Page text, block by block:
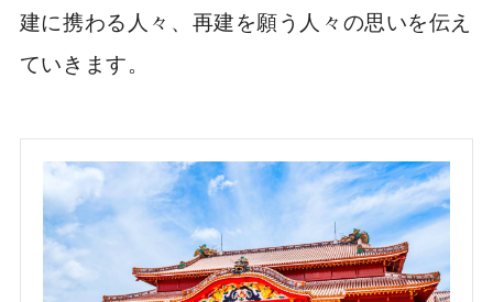
建に携わる人々、再建を願う人々の思いを伝え
ていきます。